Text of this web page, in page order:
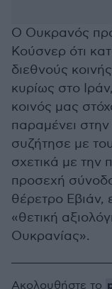
Ο Ουκρανός
Κούσνερ ότι
διεθνούς
κυρίως στο
κοινός μας
παραμένει
συζήτησε με
σχετικά με την
προσεχή
θέρετρο Εβιάν,
«θετική
Ουκρανίας».
Ακολουθήστε το